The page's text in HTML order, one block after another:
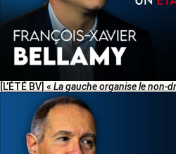
[L’ÉTÉ BV] « La gauche organise le non-